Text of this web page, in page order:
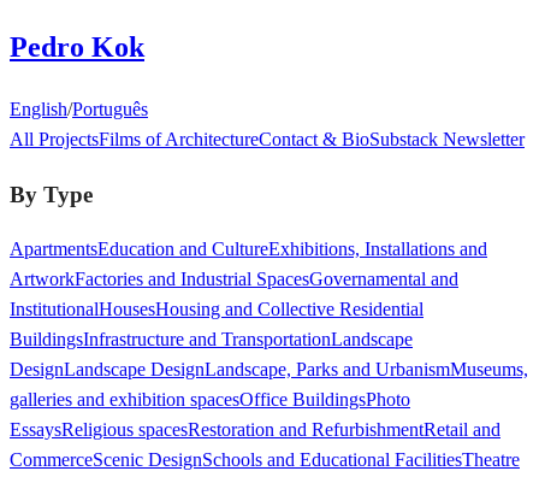
Pedro Kok
English/Português
All ProjectsFilms of ArchitectureContact & BioSubstack Newsletter
By Type
ApartmentsEducation and CultureExhibitions, Installations and
ArtworkFactories and Industrial SpacesGovernamental and
InstitutionalHousesHousing and Collective Residential
BuildingsInfrastructure and TransportationLandscape
DesignLandscape DesignLandscape, Parks and UrbanismMuseums,
galleries and exhibition spacesOffice BuildingsPhoto
EssaysReligious spacesRestoration and RefurbishmentRetail and
CommerceScenic DesignSchools and Educational FacilitiesTheatre